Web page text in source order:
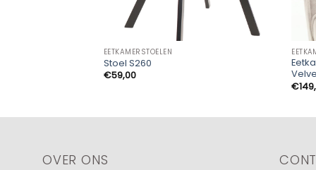
EETKAMERSTOELEN
Stoel S260
€59,00
€
OVER ONS